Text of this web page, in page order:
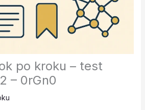
po kroku – test
– 0rGn0